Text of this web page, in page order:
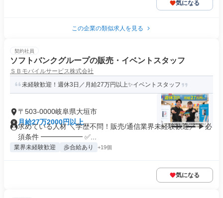
気になる
この企業の類似求人を見る
契約社員
ソフトバンクグループの販売・イベントスタッフ
ＳＢモバイルサービス株式会社
未経験歓迎！週休3日／月給27万円以上✨イベントスタッフ
〒503-0000岐阜県大垣市
月給27万2000円以上
求めている人材 ＼学歴不問！販売/通信業界未経験歓迎／ ▶必
須条件 ━━━━━━ ✅...
業界未経験歓迎 歩合給あり +19個
気になる